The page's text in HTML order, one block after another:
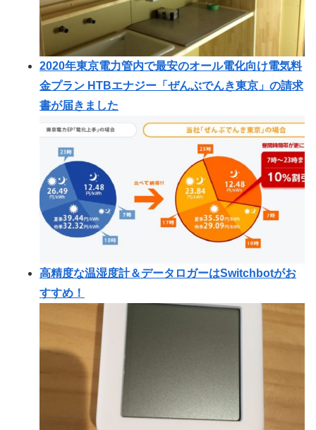
2020年東京電力管内で最安のオール電化向け電気料
金プラン HTBエナジー「ぜんぶでんき東京」の請求
書が届きました
高精度な温湿度計＆データロガーはSwitchbotがお
すすめ！